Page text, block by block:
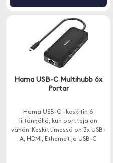
Hama USB-C Multihubb 6x
Portar
Hama USB-C -keskitin 6
liitännällä, kun portteja on
vähän. Keskittimessä on 3x USB-
A, HDMI, Ethernet ja USB-C